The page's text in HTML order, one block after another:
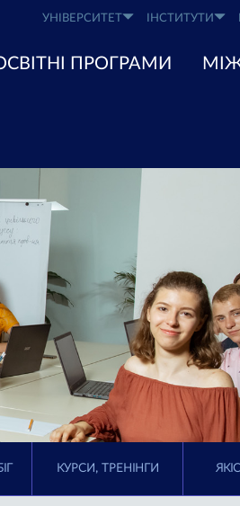
УНІВЕРСИТЕТ ІНСТИТУТИ
ПРОГРАМИ
КУРСИ, ТРЕНІНГИ